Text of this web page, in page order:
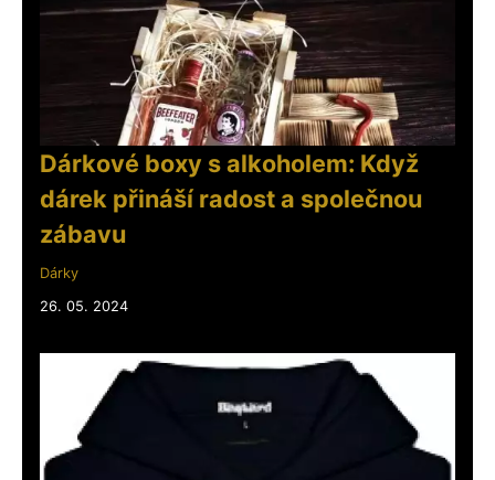
Dárkové boxy s alkoholem: Když
dárek přináší radost a společnou
zábavu
Dárky
26. 05. 2024